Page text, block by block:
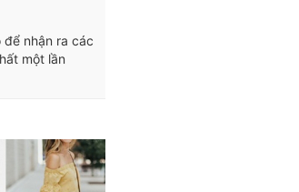
để nhận ra các
một lần